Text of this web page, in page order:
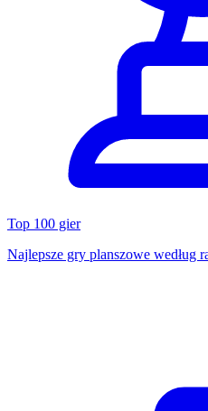
Top 100 gier
Najlepsze gry planszowe według